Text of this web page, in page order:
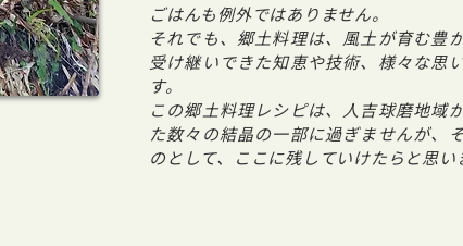
ごはんも例外ではありません。
それでも、郷土料理は、風土が育む豊
受け継いできた知恵や技術、様々な思
す。
この郷土料理レシピは、人吉球磨地域
た数々の結晶の一部に過ぎませんが、
のとして、ここに残していけたらと思い